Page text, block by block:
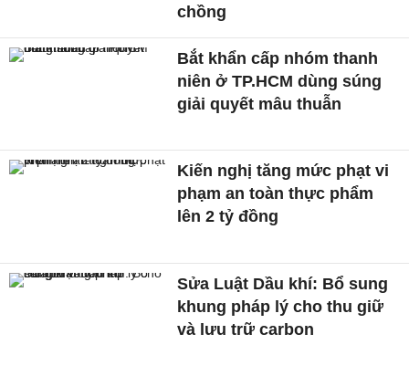
chồng
Bắt khẩn cấp nhóm thanh
niên ở TP.HCM dùng súng
giải quyết mâu thuẫn
Kiến nghị tăng mức phạt vi
phạm an toàn thực phẩm
lên 2 tỷ đồng
Sửa Luật Dầu khí: Bổ sung
khung pháp lý cho thu giữ
và lưu trữ carbon